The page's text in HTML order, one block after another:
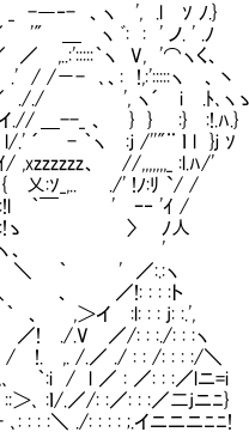
ヽ ', .l ｿ ﾉ.}
: : ' ノ. ' .ﾉ
ヽ V, '⌒ヽく、
: !,:':::::ヽ 、丶
´ i .ﾄ､ヽ
_ 、 } } :} :!.ﾊ.}
:ｊ /''"¨ ｌ l }ｊ ｿ
、 //,,,,,,,_ :l.ﾊ/' い
./' !ﾉ:ﾘ `/ /
' ｰ‐ 'ｲ / ノ
ゝ 〉 ﾉ人
{/ ヽ、 '
｀ ' ／:.:ヽ
、 ／!: : : :ト
,＞イ :l: : : j: :.',
! ./.V ／/: : :./: : :ヽ
/ !. ,. /.／ ./ : : /: : : :/＼
､ ｀:i / l ／ : ／: : :／lニ=i
､ :ｌ/.／/: :／: : :／二jニﾆ}
: : :＼ ./: : : : ;.イニニニﾆﾆ!